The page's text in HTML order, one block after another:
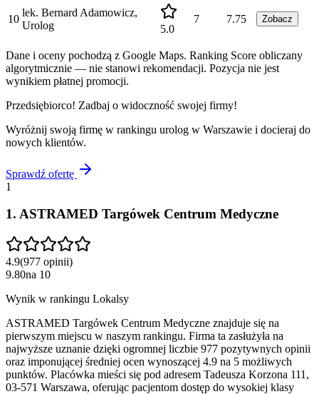
10
lek. Bernard Adamowicz,
Urolog
5.0
7 7.75 Zobacz
Dane i oceny pochodzą z Google Maps. Ranking Score obliczany
algorytmicznie — nie stanowi rekomendacji. Pozycja nie jest
wynikiem płatnej promocji.
Przedsiębiorco! Zadbaj o widoczność swojej firmy!
Wyróżnij swoją firmę w rankingu urolog w Warszawie i docieraj do
nowych klientów.
Sprawdź ofertę
1
1. ASTRAMED Targówek Centrum Medyczne
4.9(977 opinii)
9.80na 10
Wynik w rankingu Lokalsy
ASTRAMED Targówek Centrum Medyczne znajduje się na
pierwszym miejscu w naszym rankingu. Firma ta zasłużyła na
najwyższe uznanie dzięki ogromnej liczbie 977 pozytywnych opinii
oraz imponującej średniej ocen wynoszącej 4.9 na 5 możliwych
punktów. Placówka mieści się pod adresem Tadeusza Korzona 111,
03-571 Warszawa, oferując pacjentom dostęp do wysokiej klasy